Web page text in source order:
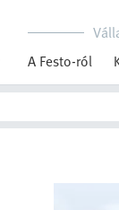
A Festo-ról